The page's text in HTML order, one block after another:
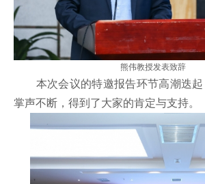
熊伟教授发表致辞
本次会议的特邀报告环节高潮迭
掌声不断，得到了大家的肯定与支持。